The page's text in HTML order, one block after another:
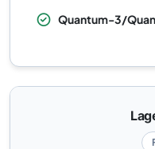
Quantum-3/